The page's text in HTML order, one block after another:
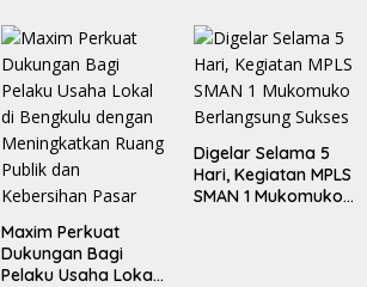
Maxim Perkuat
Dukungan Bagi
Pelaku Usaha Lokal
Digelar Selama 5
Hari, Kegiatan MPLS
SMAN 1 Mukomuko